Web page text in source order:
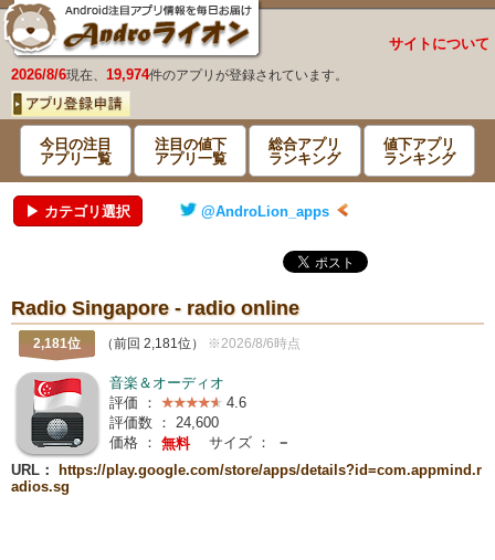
サイトについて
2026/8/6現在、 19,974件のアプリが登録されています。
今日の注目
アプリ一覧
注目の値下
アプリ一覧
総合アプリ
ランキング
値下アプリ
ランキング
▶ カテゴリ選択 @AndroLion_apps
Radio Singapore - radio online
2,181位 （前回 2,181位） ※2026/8/6時点
音楽＆オーディオ
評価 ：
4.6
評価数 ： 24,600
価格 ： 無料 サイズ ：
－
URL：
https://play.google.com/store/apps/details?id=com.appmind.r
adios.sg